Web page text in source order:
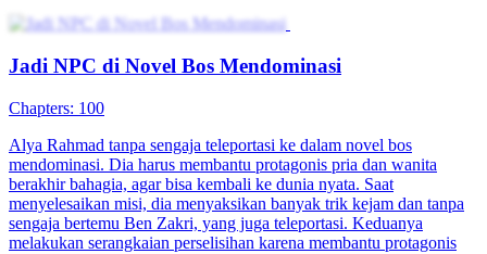
Jadi NPC di Novel Bos Mendominasi
Chapters: 100
Alya Rahmad tanpa sengaja teleportasi ke dalam novel bos
mendominasi. Dia harus membantu protagonis pria dan wanita
berakhir bahagia, agar bisa kembali ke dunia nyata. Saat
menyelesaikan misi, dia menyaksikan banyak trik kejam dan tanpa
sengaja bertemu Ben Zakri, yang juga teleportasi. Keduanya
melakukan serangkaian perselisihan karena membantu protagonis